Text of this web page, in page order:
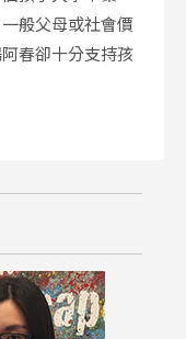
般父母或社會價
春卻十分支持孩